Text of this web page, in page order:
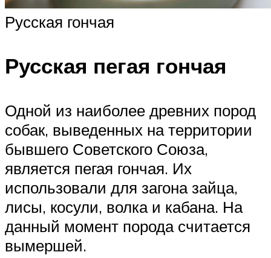
Русская гончая
Русская пегая гончая
Одной из наиболее древних пород
собак, выведенных на территории
бывшего Советского Союза,
является пегая гончая. Их
использовали для загона зайца,
лисы, косули, волка и кабана. На
данный момент порода считается
вымершей.